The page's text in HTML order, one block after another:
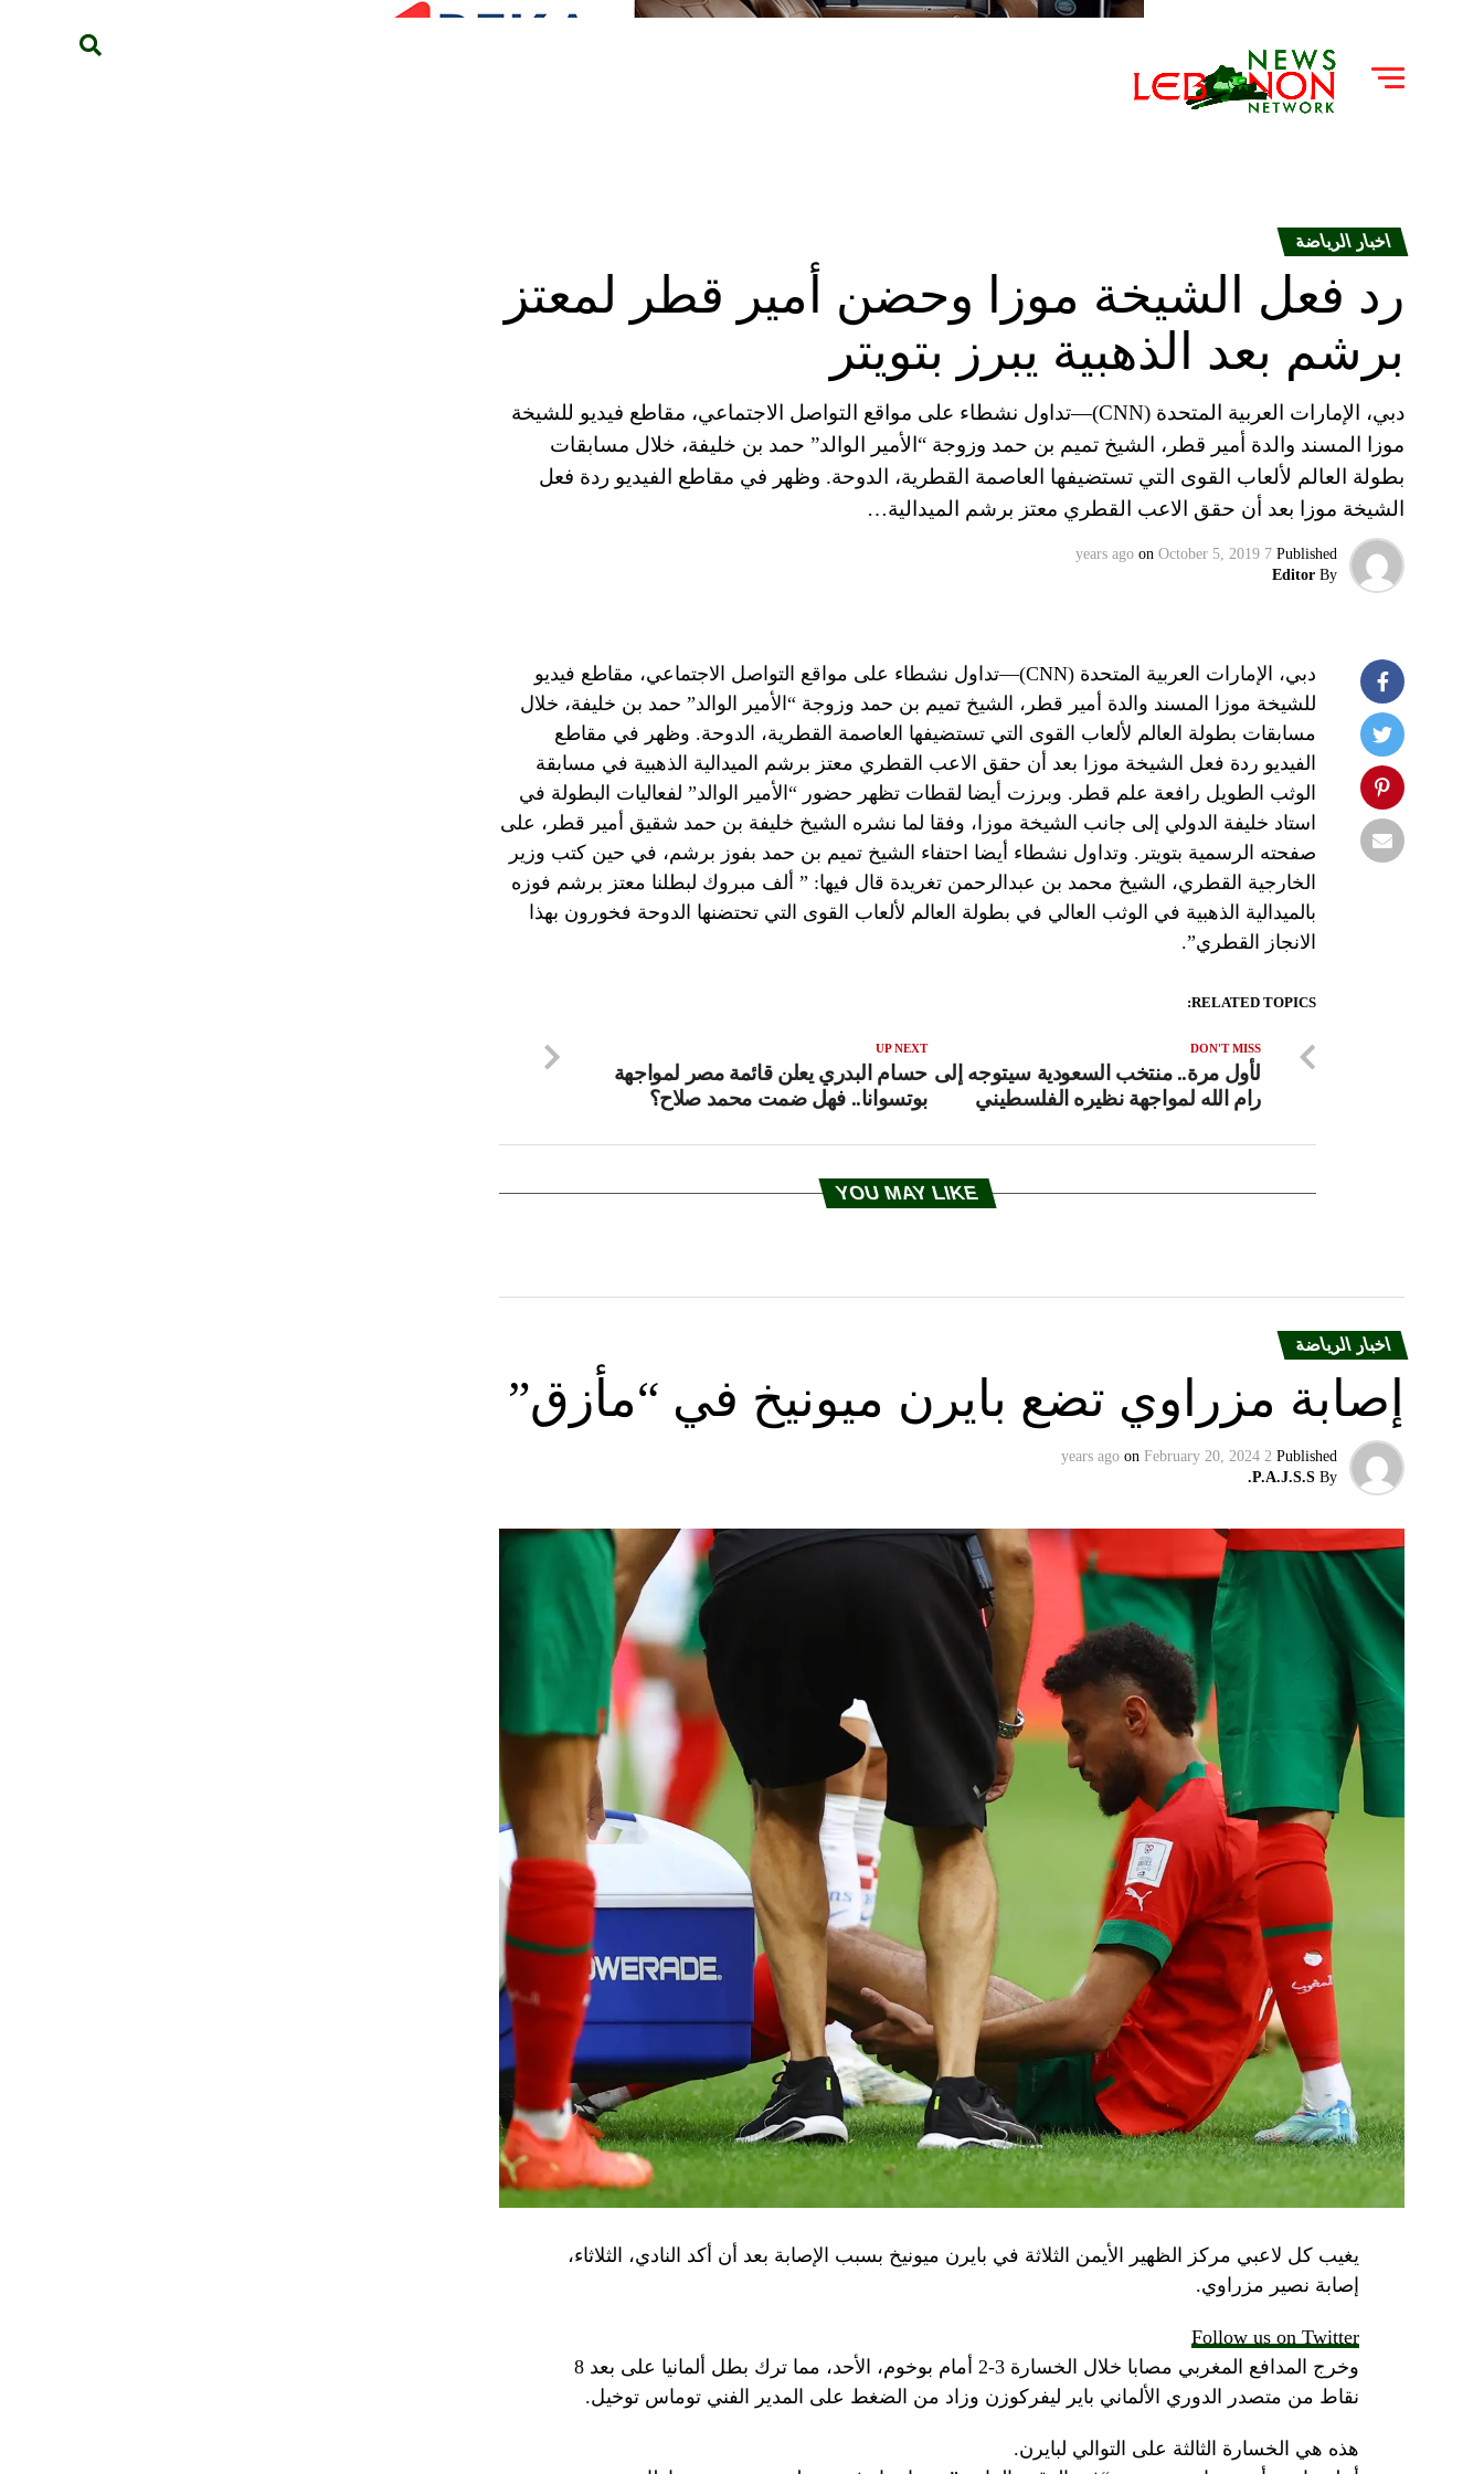
اخبار الرياضة
رد فعل الشيخة موزا وحضن أمير قطر لمعتز
برشم بعد الذهبية يبرز بتويتر
دبي، الإمارات العربية المتحدة (CNN)—تداول نشطاء على مواقع التواصل الاجتماعي، مقاطع فيديو للشيخة
موزا المسند والدة أمير قطر، الشيخ تميم بن حمد وزوجة “الأمير الوالد” حمد بن خليفة، خلال مسابقات
بطولة العالم لألعاب القوى التي تستضيفها العاصمة القطرية، الدوحة. وظهر في مقاطع الفيديو ردة فعل
الشيخة موزا بعد أن حقق الاعب القطري معتز برشم الميدالية…
Published
7 years ago
on October 5, 2019
By
Editor
دبي، الإمارات العربية المتحدة (CNN)—تداول نشطاء على مواقع التواصل الاجتماعي، مقاطع فيديو
للشيخة موزا المسند والدة أمير قطر، الشيخ تميم بن حمد وزوجة “الأمير الوالد” حمد بن خليفة، خلال
مسابقات بطولة العالم لألعاب القوى التي تستضيفها العاصمة القطرية، الدوحة. وظهر في مقاطع
الفيديو ردة فعل الشيخة موزا بعد أن حقق الاعب القطري معتز برشم الميدالية الذهبية في مسابقة
الوثب الطويل رافعة علم قطر. وبرزت أيضا لقطات تظهر حضور “الأمير الوالد” لفعاليات البطولة في
استاد خليفة الدولي إلى جانب الشيخة موزا، وفقا لما نشره الشيخ خليفة بن حمد شقيق أمير قطر، على
صفحته الرسمية بتويتر. وتداول نشطاء أيضا احتفاء الشيخ تميم بن حمد بفوز برشم، في حين كتب وزير
الخارجية القطري، الشيخ محمد بن عبدالرحمن تغريدة قال فيها: ” ألف مبروك لبطلنا معتز برشم فوزه
بالميدالية الذهبية في الوثب العالي في بطولة العالم لألعاب القوى التي تحتضنها الدوحة فخورون بهذا
الانجاز القطري”.
RELATED TOPICS:
UP NEXT
حسام البدري يعلن قائمة مصر لمواجهة
بوتسوانا.. فهل ضمت محمد صلاح؟
DON'T MISS
لأول مرة.. منتخب السعودية سيتوجه إلى
رام الله لمواجهة نظيره الفلسطيني
YOU MAY LIKE
اخبار الرياضة
إصابة مزراوي تضع بايرن ميونيخ في “مأزق”
Published
2 years ago
on February 20, 2024
By
P.A.J.S.S.
يغيب كل لاعبي مركز الظهير الأيمن الثلاثة في بايرن ميونيخ بسبب الإصابة بعد أن أكد النادي، الثلاثاء،
إصابة نصير مزراوي.
Follow us on Twitter
وخرج المدافع المغربي مصابا خلال الخسارة 3-2 أمام بوخوم، الأحد، مما ترك بطل ألمانيا على بعد 8
نقاط من متصدر الدوري الألماني باير ليفركوزن وزاد من الضغط على المدير الفني توماس توخيل.
هذه هي الخسارة الثالثة على التوالي لبايرن.